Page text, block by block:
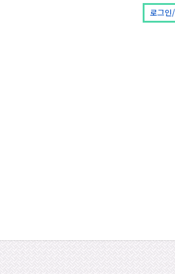
로그인